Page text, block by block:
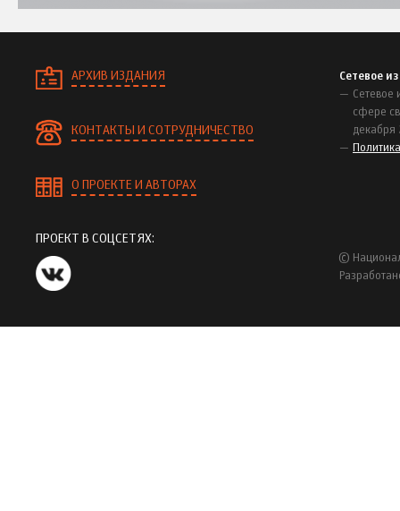
АРХИВ ИЗДАНИЯ
КОНТАКТЫ И СОТРУДНИЧЕСТВО
О ПРОЕКТЕ И АВТОРАХ
Сетевое
Сетевое
сфере
декабря
ПРОЕКТ В СОЦСЕТЯХ:
©